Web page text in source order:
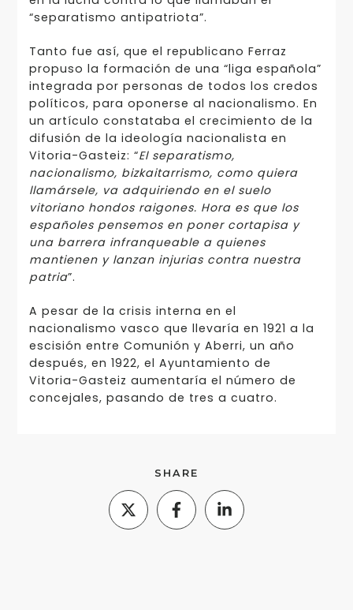
“separatismo antipatriota”.
Tanto fue así, que el republicano Ferraz
propuso la formación de una “liga española”
integrada por personas de todos los credos
políticos, para oponerse al nacionalismo. En
un artículo constataba el crecimiento de la
difusión de la ideología nacionalista en
Vitoria-Gasteiz: “El separatismo,
nacionalismo, bizkaitarrismo, como quiera
llamársele, va adquiriendo en el suelo
vitoriano hondos raigones. Hora es que los
españoles pensemos en poner cortapisa y
una barrera infranqueable a quienes
mantienen y lanzan injurias contra nuestra
patria”.
A pesar de la crisis interna en el
nacionalismo vasco que llevaría en 1921 a la
escisión entre Comunión y Aberri, un año
después, en 1922, el Ayuntamiento de
Vitoria-Gasteiz aumentaría el número de
concejales, pasando de tres a cuatro.
SHARE